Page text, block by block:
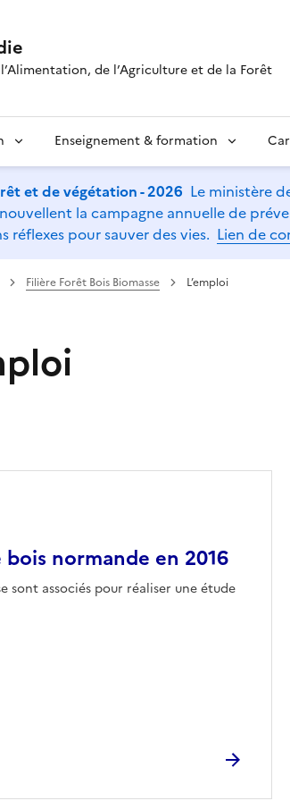
de l’Agriculture et de la Forêt
Enseignement & formation
et de végétation - 2026 Le ministère
la campagne annuelle de
pour sauver des vies. Lien de
Filière Forêt Bois Biomasse L’emploi
normande en 2016
sont associés pour réaliser une étude